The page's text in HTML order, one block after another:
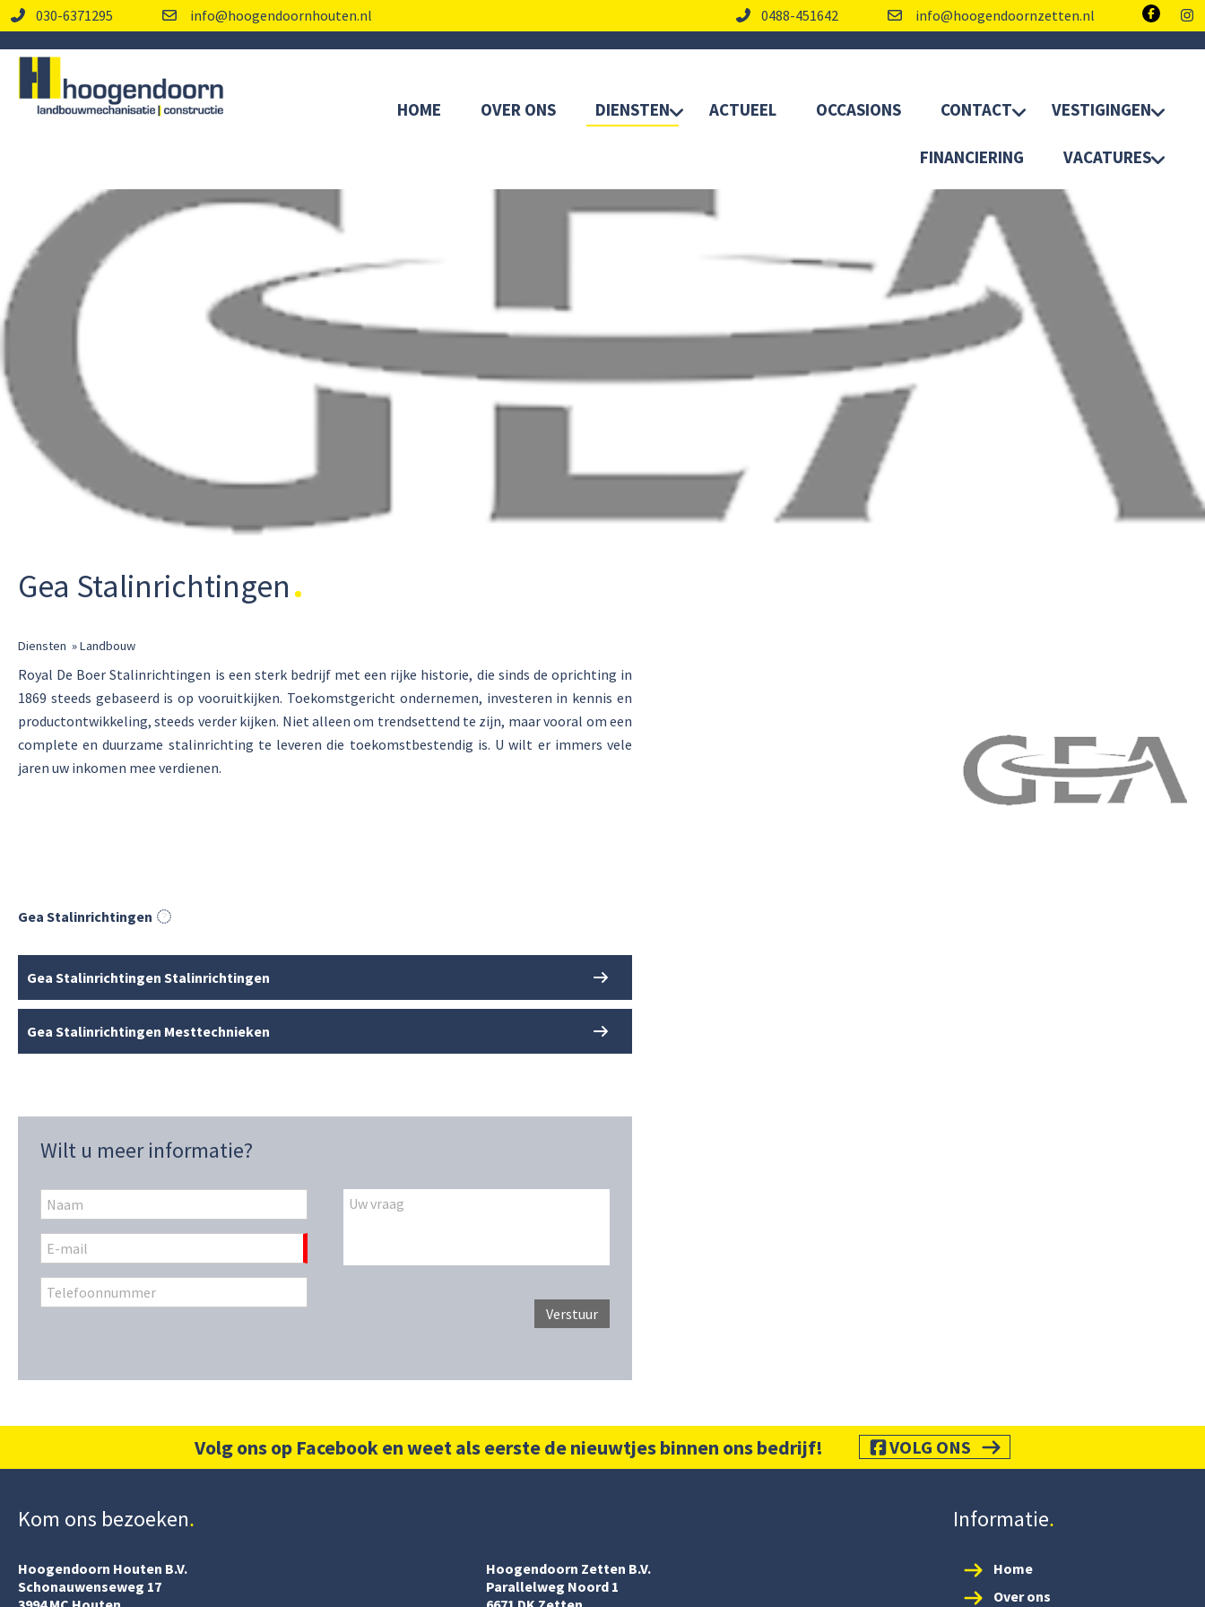
030-6371295 info@hoogendoornhouten.nl 0488-451642 info@hoogendoornzetten.nl
HOME OVER ONS DIENSTEN ACTUEEL OCCASIONS CONTACT VESTIGINGEN
FINANCIERING VACATURES
Gea Stalinrichtingen
Diensten »Landbouw
Royal De Boer Stalinrichtingen is een sterk bedrijf met een rijke historie, die sinds de oprichting in
1869 steeds gebaseerd is op vooruitkijken. Toekomstgericht ondernemen, investeren in kennis en
productontwikkeling, steeds verder kijken. Niet alleen om trendsettend te zijn, maar vooral om een
complete en duurzame stalinrichting te leveren die toekomstbestendig is. U wilt er immers vele
jaren uw inkomen mee verdienen.
Gea Stalinrichtingen
Gea Stalinrichtingen Stalinrichtingen
Gea Stalinrichtingen Mesttechnieken
Wilt u meer informatie?
Volg ons op Facebook en weet als eerste de nieuwtjes binnen ons bedrijf! VOLG ONS
Kom ons bezoeken
Hoogendoorn Houten B.V.
Schonauwenseweg 17
Hoogendoorn Zetten B.V.
Parallelweg Noord 1
Informatie
Home
Over ons